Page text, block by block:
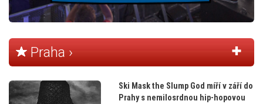
Praha ›
Ski Mask the Slump God míří v září do
Prahy s nemilosrdnou hip-hopovou